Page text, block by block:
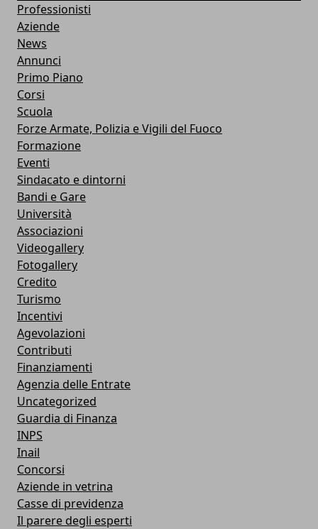
Professionisti
Aziende
News
Annunci
Primo Piano
Corsi
Scuola
Forze Armate, Polizia e Vigili del Fuoco
Formazione
Eventi
Sindacato e dintorni
Bandi e Gare
Università
Associazioni
Videogallery
Fotogallery
Credito
Turismo
Incentivi
Agevolazioni
Contributi
Finanziamenti
Agenzia delle Entrate
Uncategorized
Guardia di Finanza
INPS
Inail
Concorsi
Aziende in vetrina
Casse di previdenza
Il parere degli esperti